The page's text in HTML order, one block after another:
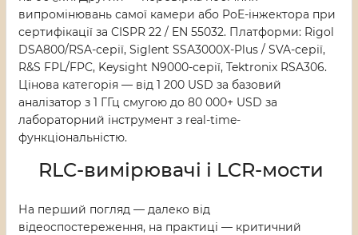
випромінювань самої камери або PoE-інжектора при
сертифікації за CISPR 22 / EN 55032. Платформи: Rigol
DSA800/RSA-серії, Siglent SSA3000X-Plus / SVA-серії,
R&S FPL/FPC, Keysight N9000-серії, Tektronix RSA306.
Цінова категорія — від 1 200 USD за базовий
аналізатор з 1 ГГц смугою до 80 000+ USD за
лабораторний інструмент з real-time-
функціональністю.
RLC-вимірювачі і LCR-мости
На перший погляд — далеко від
відеоспостереження, на практиці — критичний